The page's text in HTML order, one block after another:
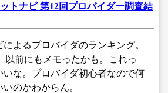
ットナビ 第12回プロバイダー調査結
によるプロバイダのランキング。
以前にもメモったかも。これっ
いな。プロバイダ初心者なので何
のかわからん。